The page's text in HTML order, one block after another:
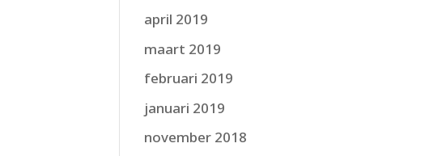
april 2019
maart 2019
februari 2019
januari 2019
november 2018